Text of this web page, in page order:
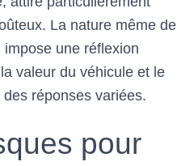
La nature même de
une réflexion
valeur du véhicule et le
réponses variées.
pour